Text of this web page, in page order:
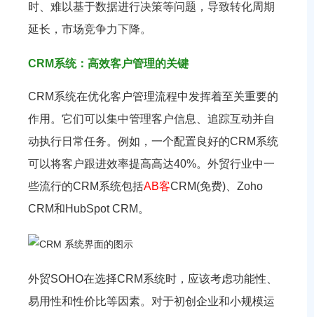
时、难以基于数据进行决策等问题，导致转化周期
延长，市场竞争力下降。
CRM系统：高效客户管理的关键
CRM系统在优化客户管理流程中发挥着至关重要的
作用。它们可以集中管理客户信息、追踪互动并自
动执行日常任务。例如，一个配置良好的CRM系统
可以将客户跟进效率提高高达40%。外贸行业中一
些流行的CRM系统包括AB客CRM(免费)、Zoho
CRM和HubSpot CRM。
外贸SOHO在选择CRM系统时，应该考虑功能性、
易用性和性价比等因素。对于初创企业和小规模运